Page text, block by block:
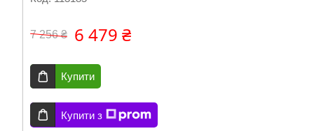
7 256 ₴ 6 479 ₴
Купити
Купити з